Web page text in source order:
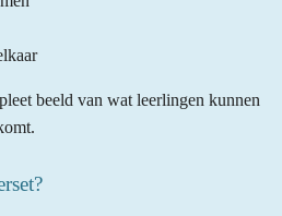
beeld van wat leerlingen kunnen